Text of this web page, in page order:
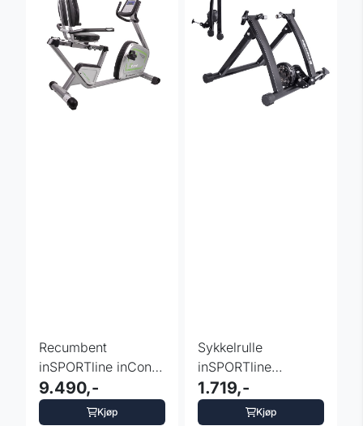
Recumbent
inSPORTline inCondi
R60i - liggesykkel
9.490,-
Kjøp
Sykkelrulle
inSPORTline
Cabaleira
1.719,-
Kjøp